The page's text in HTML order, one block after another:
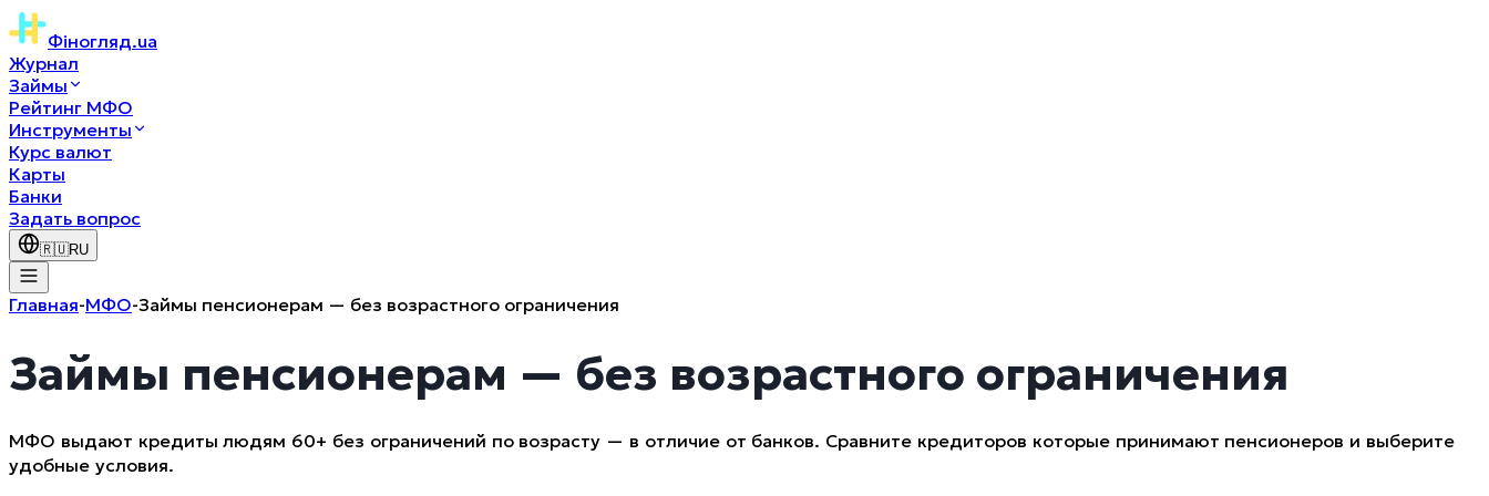
Фіногляд.ua
Журнал
Займы
Рейтинг МФО
Инструменты
Курс валют
Карты
Банки
Задать вопрос
🇷🇺RU
Главная-МФО-Займы пенсионерам — без возрастного ограничения
Займы пенсионерам — без возрастного ограничения
МФО выдают кредиты людям 60+ без ограничений по возрасту — в отличие от банков. Сравните кредиторов которые принимают пенсионеров и выберите
удобные условия.